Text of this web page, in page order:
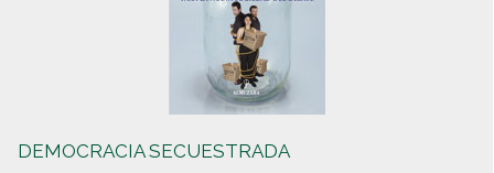
DEMOCRACIA SECUESTRADA